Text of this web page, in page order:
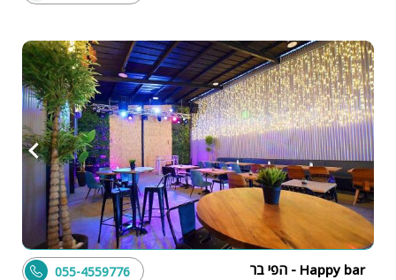
Happy bar - הפי בר 055-4559776